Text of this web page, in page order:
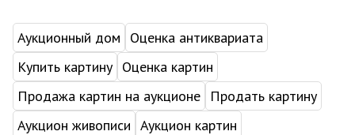
Аукционный дом
Оценка антиквариата
Купить картину Оценка картин
Продажа картин на аукционе
Продать картину
Аукцион живописи Аукцион картин